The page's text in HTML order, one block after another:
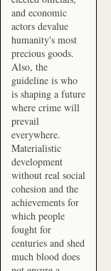
and economic
actors devalue
humanity's most
precious goods.
Also, the
guideline is who
is shaping a future
where crime will
prevail
everywhere.
Materialistic
development
without real social
cohesion and the
achievements for
which people
fought for
centuries and shed
much blood does